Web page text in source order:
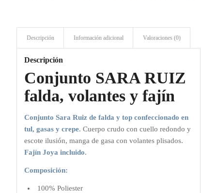
Descripción Información adicional Valoraciones (0)
Descripción
Conjunto SARA RUIZ
falda, volantes y fajín
Conjunto Sara Ruiz de falda y top confeccionado en
tul, gasas y crepe. Cuerpo crudo con cuello redondo y
escote ilusión, manga de gasa con volantes plisados.
Fajín Joya incluido.
Composición:
100% Poliester